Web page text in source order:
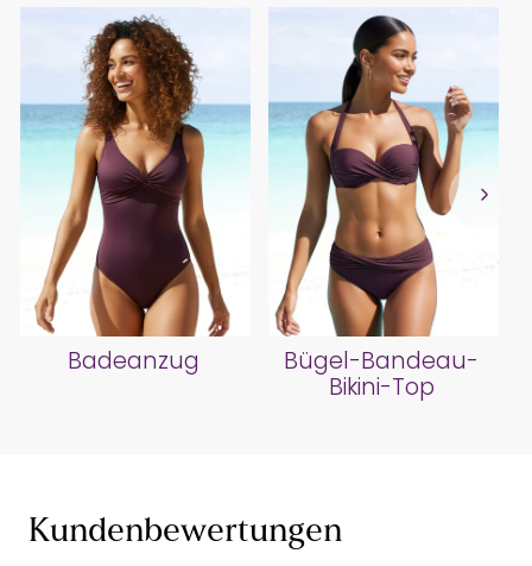
Badeanzug
Bügel-Bandeau-
Bikini-Top
Kundenbewertungen